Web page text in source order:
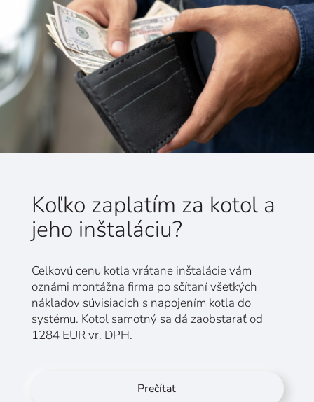
Koľko zaplatím za kotol a
jeho inštaláciu?
Celkovú cenu kotla vrátane inštalácie vám
oznámi montážna firma po sčítaní všetkých
nákladov súvisiacich s napojením kotla do
systému. Kotol samotný sa dá zaobstarať od
1284 EUR vr. DPH.
Prečítať